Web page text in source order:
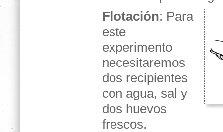
Flotación: Para
este
experimento
necesitaremos
dos recipientes
con agua, sal y
dos huevos
frescos.